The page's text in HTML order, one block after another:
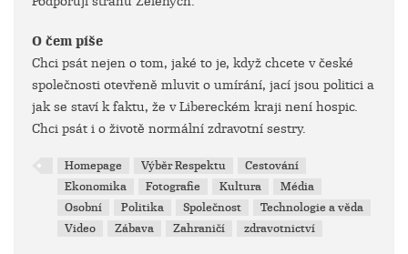
O čem píše
Chci psát nejen o tom, jaké to je, když chcete v české
společnosti otevřeně mluvit o umírání, jací jsou politici a
jak se staví k faktu, že v Libereckém kraji není hospic.
Chci psát i o životě normální zdravotní sestry.
Homepage Výběr Respektu
Cestování
Ekonomika
Fotografie Kultura
Média
Osobní
Politika Společnost
Technologie a věda
Video
Zábava Zahraničí zdravotnictví